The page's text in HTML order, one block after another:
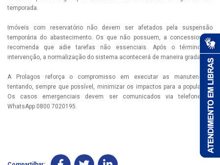
temporada.
Imóveis com reservatório não devem ser afetados pela suspensão
temporária do abastecimento. Os que não possuem, a concessionária
recomenda que adie tarefas não essenciais. Após o término da
intervenção, a normalização do sistema acontecerá de maneira gradativa.
A Prolagos reforça o compromisso em executar as manutenções
tentando, sempre que possível, minimizar os impactos para a população.
Os casos emergenciais devem ser comunicados via telefone ou
WhatsApp 0800 7020195.